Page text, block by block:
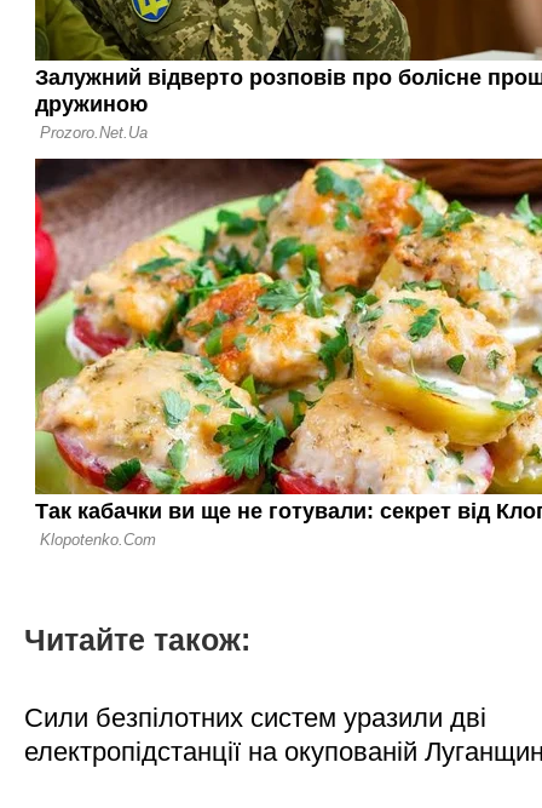
Читайте також:
Сили безпілотних систем уразили дві
електропідстанції на окупованій